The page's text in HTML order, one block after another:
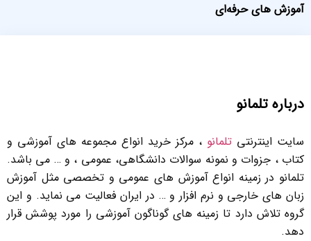
آموزش های حرفه‌ای
درباره تلمانو
سایت اینترنتی تلمانو ، مرکز خرید انواع مجموعه های آموزشی و
کتاب ، جزوات و نمونه سوالات دانشگاهی، عمومی ، و … می باشد.
تلمانو در زمینه انواع آموزش های عمومی و تخصصی مثل آموزش
زبان های خارجی و نرم افزار و … در ایران فعالیت می نماید. و این
گروه تلاش دارد تا زمینه های گوناگون آموزشی را مورد پوشش قرار
دهد.